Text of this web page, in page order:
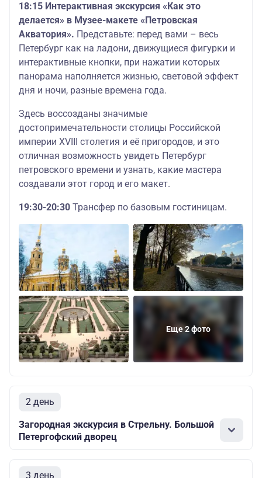
18:15 Интерактивная экскурсия «Как это
делается» в Музее-макете «Петровская
Акватория». Представьте: перед вами – весь
Петербург как на ладони, движущиеся фигурки и
интерактивные кнопки, при нажатии которых
панорама наполняется жизнью, световой эффект
дня и ночи, разные времена года.
Здесь воссозданы значимые
достопримечательности столицы Российской
империи XVIII столетия и её пригородов, и это
отличная возможность увидеть Петербург
петровского времени и узнать, какие мастера
создавали этот город и его макет.
19:30-20:30 Трансфер по базовым гостиницам.
Еще 2 фото
2 день
Загородная экскурсия в Стрельну. Большой
Петергофский дворец
3 день